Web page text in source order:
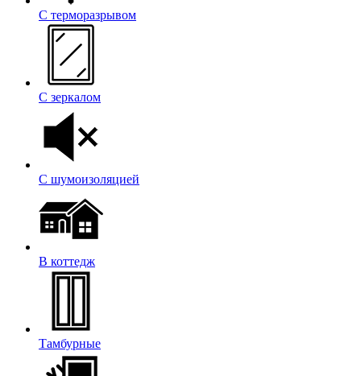
С терморазрывом
С зеркалом
С шумоизоляцией
В коттедж
Тамбурные